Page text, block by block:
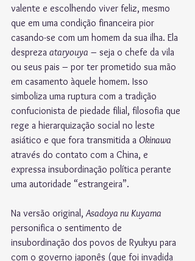
valente e escolhendo viver feliz, mesmo
que em uma condição financeira pior
casando-se com um homem da sua ilha. Ela
despreza ataryouya – seja o chefe da vila
ou seus pais – por ter prometido sua mão
em casamento àquele homem. Isso
simboliza uma ruptura com a tradição
confucionista de piedade filial, filosofia que
rege a hierarquização social no leste
asiático e que fora transmitida a Okinawa
através do contato com a China, e
expressa insubordinação política perante
uma autoridade “estrangeira”.
Na versão original, Asadoya nu Kuyama
personifica o sentimento de
insubordinação dos povos de Ryukyu para
com o governo japonês (que foi invadida